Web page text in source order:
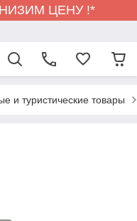
ЦЕНУ !*
и туристические товары